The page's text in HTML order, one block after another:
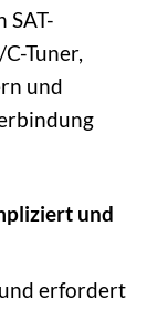
SAT-
Tuner,
und
und
erfordert